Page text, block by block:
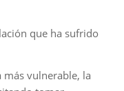
que ha sufrido
más vulnerable, la